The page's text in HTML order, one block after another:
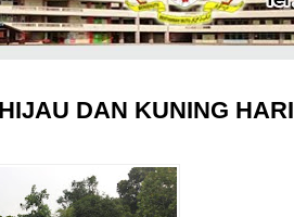
DAN KUNING HARI